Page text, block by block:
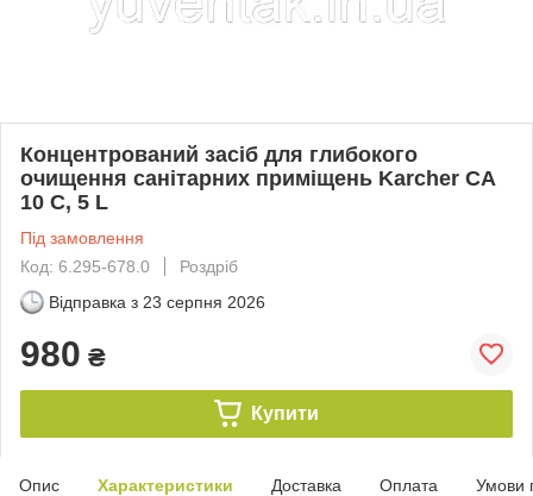
Концентрований засіб для глибокого
очищення санітарних приміщень Karcher CA
10 C, 5 L
Під замовлення
Код: 6.295-678.0
Роздріб
Відправка з 23 серпня 2026
980 ₴
Купити
Опис Характеристики Доставка Оплата Умови